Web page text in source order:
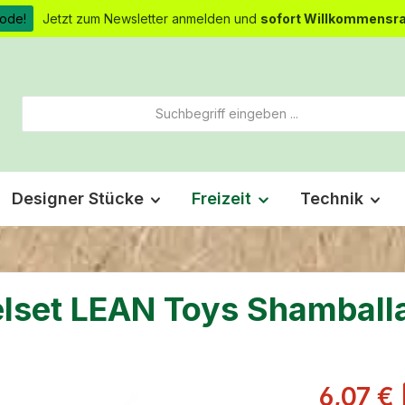
Jetzt zum Newsletter anmelden und sofort
Designer Stücke Freizeit Technik
LEAN Toys
6,07 €